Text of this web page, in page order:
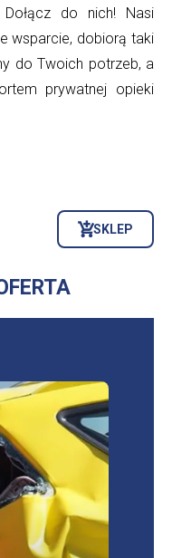
do nich! Nasi
wsparcie, dobiorą taki
do Twoich potrzeb, a
prywatnej opieki
SKLEP
OTWORZY
SIĘ
ubezpieczeń